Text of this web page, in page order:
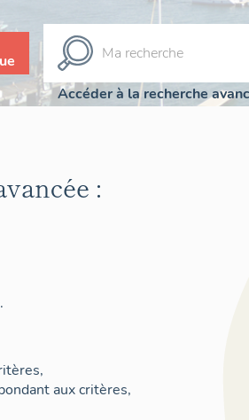
Accéder à la recherche
:
aux critères,